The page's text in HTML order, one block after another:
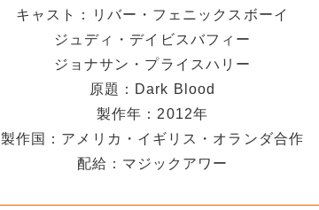
キャスト：リバー・フェニックスボーイ
ジュディ・デイビスバフィー
ジョナサン・プライスハリー
原題：Dark Blood
製作年：2012年
製作国：アメリカ・イギリス・オランダ合作
配給：マジックアワー